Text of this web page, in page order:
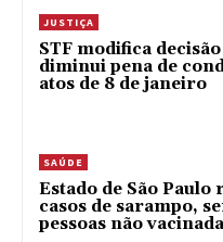
JUSTIÇA
STF modifica
diminui pena de
atos de 8 de janeiro
SAÚDE
Estado de São Paulo
casos de sarampo,
pessoas não